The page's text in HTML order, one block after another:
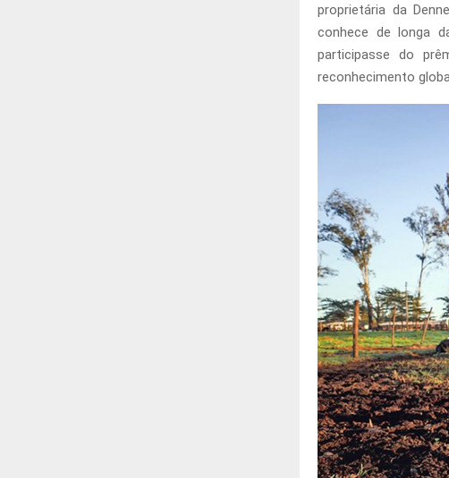
proprietária da
conhece de longa
participasse do
reconhecimento